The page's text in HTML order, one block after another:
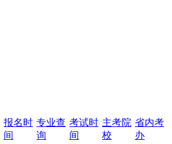
报名时
间
专业查
询
考试时
间
主考院
校
省内考
办